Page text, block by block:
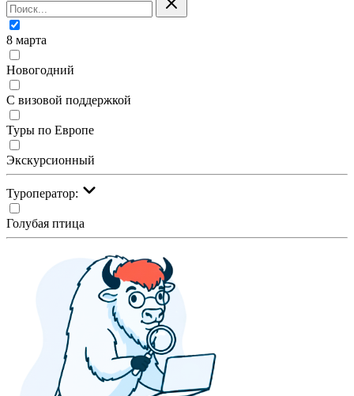
8 марта
Новогодний
С визовой поддержкой
Туры по Европе
Экскурсионный
Туроператор:
Голубая птица